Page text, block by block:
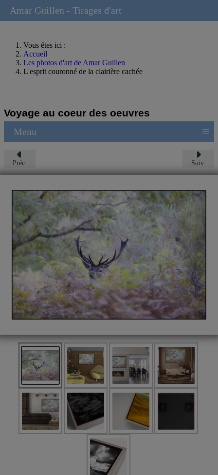
Vous êtes ici :
Accueil
Les photos d'art de Amar Guillen
L'esprit couronné de la clairière cachée
Voyage au coeur des oeuvres
Menu ≡
Préc. Suiv.
Amar Guillen - Tirages d'art